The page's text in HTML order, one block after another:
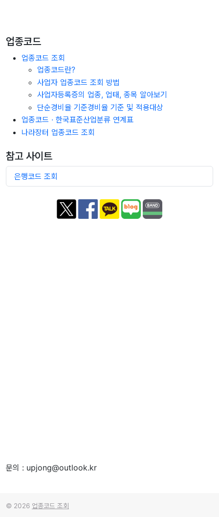
업종코드
업종코드 조회
업종코드란?
사업자 업종코드 조회 방법
사업자등록증의 업종, 업태, 종목 알아보기
단순경비율 기준경비율 기준 및 적용대상
업종코드 · 한국표준산업분류 연계표
나라장터 업종코드 조회
참고 사이트
은행코드 조회
문의 : upjong@outlook.kr
© 2026 업종코드 조회